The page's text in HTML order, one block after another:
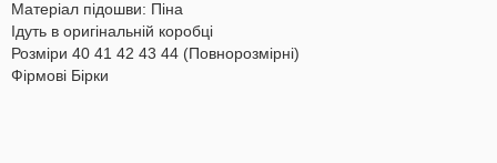
Матеріал підошви: Піна
Ідуть в оригінальній коробці
Розміри 40 41 42 43 44 (Повнорозмірні)
Фірмові Бірки